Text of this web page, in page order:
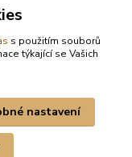
s použitím souborů
týkající se Vašich
nastavení